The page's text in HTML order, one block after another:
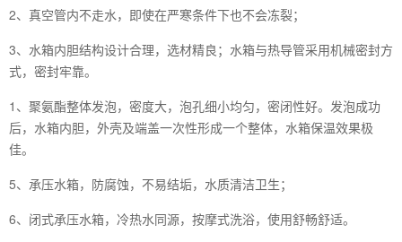
2、真空管内不走水，即使在严寒条件下也不会冻裂；
3、水箱内胆结构设计合理，选材精良；水箱与热导管采用机械密封方
式，密封牢靠。
1、聚氨酯整体发泡，密度大，泡孔细小均匀，密闭性好。发泡成功
后，水箱内胆，外壳及端盖一次性形成一个整体，水箱保温效果极
佳。
5、承压水箱，防腐蚀，不易结垢，水质清洁卫生；
6、闭式承压水箱，冷热水同源，按摩式洗浴，使用舒畅舒适。